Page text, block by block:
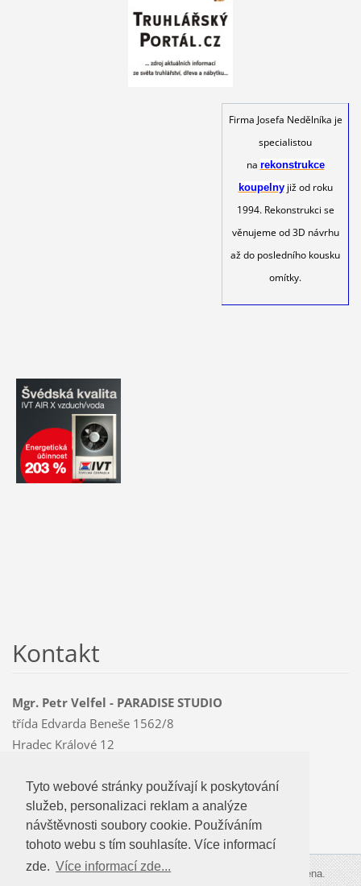
Tyto webové stránky používají k poskytování
služeb, personalizaci reklam a analýze
návštevnosti soubory cookie. Používáním
tohoto webu s tím souhlasíte.
Více informací zde...
Tyto webové stránky používají k poskytování
služeb, personalizaci reklam a analýze
návštěvnosti soubory cookie. Používáním
tohoto webu s tím souhlasíte. Více informací
zde. Více informací zde...
Firma Josefa Nedělníka je
specialistou
na rekonstrukce
koupelny již od roku
1994. Rekonstrukci se
věnujeme od 3D návrhu
až do posledního kousku
omítky.
Kontakt
Mgr. Petr Velfel - PARADISE STUDIO
třída Edvarda Beneše 1562/8
Hradec Králové 12
Mobil: 603 478 763
paradise@czMEDIA.eu
© 2009-2026 PARADISE STUDIO. Všechna práva vyhrazena.